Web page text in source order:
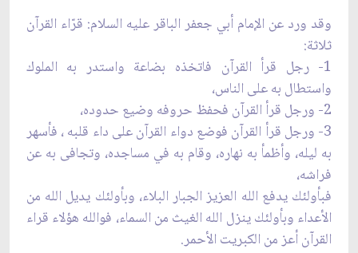
وقد ورد عن الإمام أبي جعفر الباقر عليه السلام: قرّاء القرآن
ثلاثة:
1- رجل قرأ القرآن فاتخذه بضاعة واستدر به الملوك
واستطال به على الناس،
2- ورجل قرأ القرآن فحفظ حروفه وضيع حدوده،
3- ورجل قرأ القرآن فوضع دواء القرآن على داء قلبه ، فأسهر
به ليله، وأظمأ به نهاره، وقام به في مساجده، وتجافى به عن
فراشه،
فبأولئك يدفع الله العزيز الجبار البلاء، وبأولئك يديل الله من
الأعداء وبأولئك ينزل الله الغيث من السماء، فوالله هؤلاء قراء
القرآن أعز من الكبريت الأحمر.